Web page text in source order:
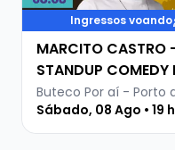
Ingressos voando
MARCITO CASTRO
STANDUP COMEDY
PORTO ALEGRE
Buteco Por aí - Porto
Sábado, 08 Ago • 19